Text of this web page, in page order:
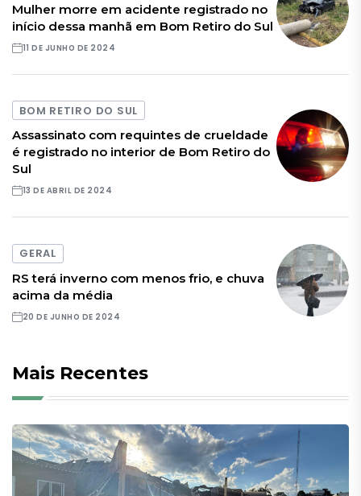
Mulher morre em acidente registrado no
início dessa manhã em Bom Retiro do Sul
11 DE JUNHO DE 2024
BOM RETIRO DO SUL
Assassinato com requintes de crueldade
é registrado no interior de Bom Retiro do
Sul
13 DE ABRIL DE 2024
GERAL
RS terá inverno com menos frio, e chuva
acima da média
20 DE JUNHO DE 2024
Mais Recentes